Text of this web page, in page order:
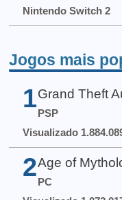
Nintendo Switch 2
Jogos mais
1 Grand Theft
PSP
Visualizado
2 Age of
PC